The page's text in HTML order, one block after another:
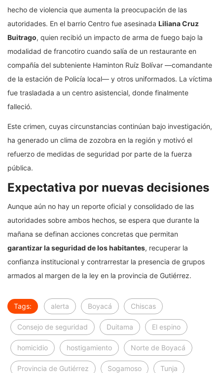
hecho de violencia que aumenta la preocupación de las
autoridades. En el barrio Centro fue asesinada Liliana Cruz
Buitrago, quien recibió un impacto de arma de fuego bajo la
modalidad de francotiro cuando salía de un restaurante en
compañía del subteniente Haminton Ruíz Bolívar —comandante
de la estación de Policía local— y otros uniformados. La víctima
fue trasladada a un centro asistencial, donde finalmente
falleció.
Este crimen, cuyas circunstancias continúan bajo investigación,
ha generado un clima de zozobra en la región y motivó el
refuerzo de medidas de seguridad por parte de la fuerza
pública.
Expectativa por nuevas decisiones
Aunque aún no hay un reporte oficial y consolidado de las
autoridades sobre ambos hechos, se espera que durante la
mañana se definan acciones concretas que permitan
garantizar la seguridad de los habitantes, recuperar la
confianza institucional y contrarrestar la presencia de grupos
armados al margen de la ley en la provincia de Gutiérrez.
Tags: alerta Boyacá Chiscas
Consejo de seguridad Duitama El espino
homicidio hostigamiento Norte de Boyacá
Provincia de Gutiérrez Sogamoso Tunja